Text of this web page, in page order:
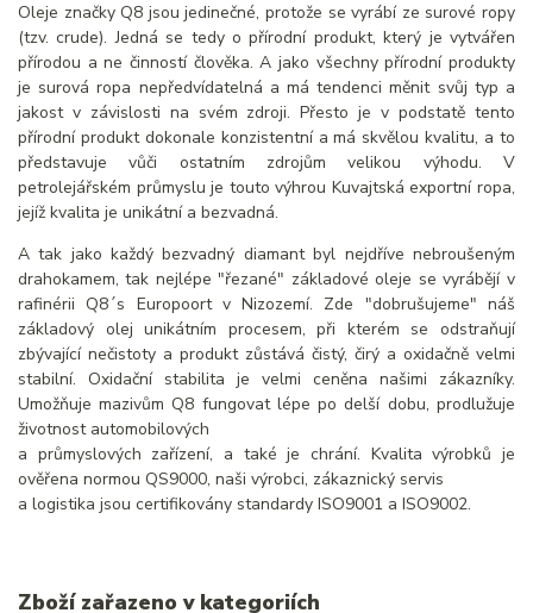
Oleje značky Q8 jsou jedinečné, protože se vyrábí ze surové ropy
(tzv. crude). Jedná se tedy o přírodní produkt, který je vytvářen
přírodou a ne činností člověka. A jako všechny přírodní produkty
je surová ropa nepředvídatelná a má tendenci měnit svůj typ a
jakost v závislosti na svém zdroji. Přesto je v podstatě tento
přírodní produkt dokonale konzistentní a má skvělou kvalitu, a to
představuje vůči ostatním zdrojům velikou výhodu. V
petrolejářském průmyslu je touto výhrou Kuvajtská exportní ropa,
jejíž kvalita je unikátní a bezvadná.
A tak jako každý bezvadný diamant byl nejdříve nebroušeným
drahokamem, tak nejlépe "řezané" základové oleje se vyrábějí v
rafinérii Q8´s Europoort v Nizozemí. Zde "dobrušujeme" náš
základový olej unikátním procesem, při kterém se odstraňují
zbývající nečistoty a produkt zůstává čistý, čirý a oxidačně velmi
stabilní. Oxidační stabilita je velmi ceněna našimi zákazníky.
Umožňuje mazivům Q8 fungovat lépe po delší dobu, prodlužuje
životnost automobilových
a průmyslových zařízení, a také je chrání. Kvalita výrobků je
ověřena normou QS9000, naši výrobci, zákaznický servis
a logistika jsou certifikovány standardy ISO9001 a ISO9002.
Zboží zařazeno v kategoriích